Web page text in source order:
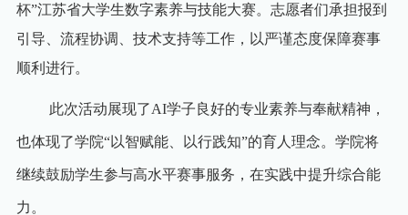
杯”江苏省大学生数字素养与技能大赛。志愿者们承担报到
引导、流程协调、技术支持等工作，以严谨态度保障赛事
顺利进行。
此次活动展现了AI学子良好的专业素养与奉献精神，
也体现了学院“以智赋能、以行践知”的育人理念。学院将
继续鼓励学生参与高水平赛事服务，在实践中提升综合能
力。